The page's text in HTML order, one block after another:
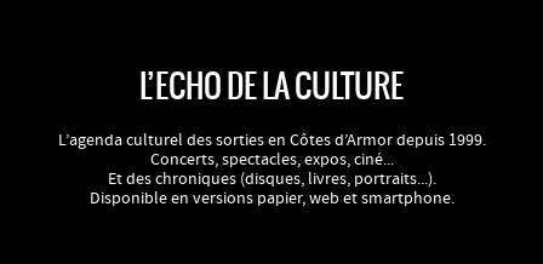
L’ECHO DE LA CULTURE
L’agenda culturel des sorties en Côtes d’Armor depuis 1999.
Concerts, spectacles, expos, ciné...
Et des chroniques (disques, livres, portraits...).
Disponible en versions papier, web et smartphone.